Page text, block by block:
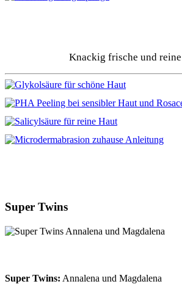
Knackig frische und
Super Twins
Super Twins: Annalena und Magdalena